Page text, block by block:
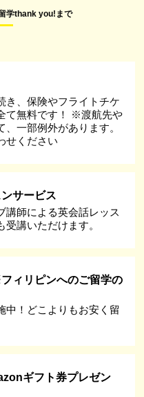
学thank you!まで
き、保険やフライトチケ
て無料です！ ※渡航先や
一部例外があります。
せください
サービス
講師による英会話レッス
講いただけます。
ィリピンへのご留学の
中！どこよりもお安く留
ギフト券プレゼン